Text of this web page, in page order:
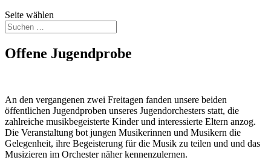
Seite wählen
Offene Jugendprobe
An den vergangenen zwei Freitagen fanden unsere beiden
öffentlichen Jugendproben unseres Jugendorchesters statt, die
zahlreiche musikbegeisterte Kinder und interessierte Eltern anzog.
Die Veranstaltung bot jungen Musikerinnen und Musikern die
Gelegenheit, ihre Begeisterung für die Musik zu teilen und und das
Musizieren im Orchester näher kennenzulernen.